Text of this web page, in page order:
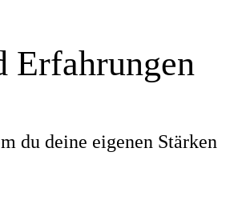
Erfahrungen
du deine eigenen Stärken